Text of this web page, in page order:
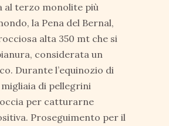
al terzo monolite più
la Pena del Bernal,
alta 350 mt che si
considerata un
Durante l’equinozio di
di pellegrini
per catturarne
Proseguimento per il